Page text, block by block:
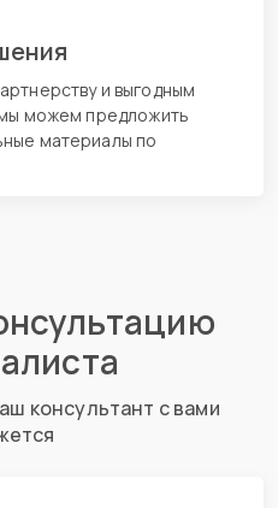
и выгодным
можем предложить
материалы по
консультант с вами